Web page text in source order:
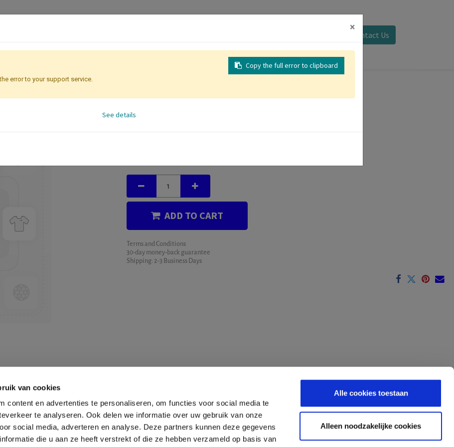
van cookies
content en advertenties te personaliseren, om functies voor social media te
te analyseren. Ook delen we informatie over uw gebruik van onze
social media, adverteren en analyse. Deze partners kunnen deze gegevens
die u aan ze heeft verstrekt of die ze hebben verzameld op basis van
Alle cookies toestaan
Alleen noodzakelijke cookies
Contact Us
ADD TO CART
Terms and Conditions
30-day money-back guarantee
Shipping: 2-3 Business Days
×
Copy the full error to clipboard
error to your support service.
See details